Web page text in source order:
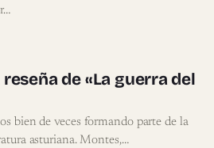
de «La guerra del
bien de veces formando parte de la
asturiana. Montes,…